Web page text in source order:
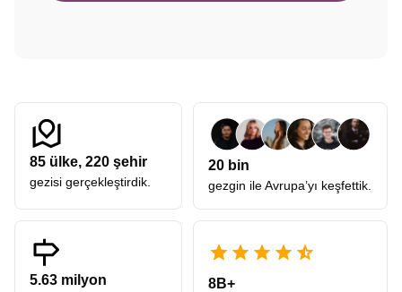
85 ülke, 220 şehir
gezisi gerçekleştirdik.
20 bin
gezgin ile Avrupa’yı keşfettik.
5.63 milyon 8B+